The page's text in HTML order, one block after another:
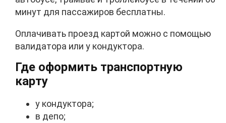
минут для пассажиров бесплатны.
Оплачивать проезд картой можно с помощью
валидатора или у кондуктора.
Где оформить транспортную
карту
у кондуктора;
в депо;